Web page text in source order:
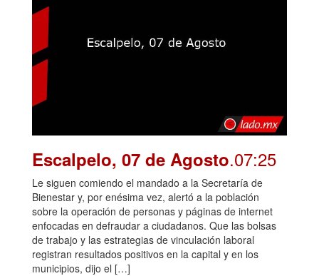
Escalpelo, 07 de Agosto.07:25
Le siguen comiendo el mandado a la Secretaría de
Bienestar y, por enésima vez, alertó a la población
sobre la operación de personas y páginas de internet
enfocadas en defraudar a ciudadanos. Que las bolsas
de trabajo y las estrategias de vinculación laboral
registran resultados positivos en la capital y en los
municipios, dijo el […]